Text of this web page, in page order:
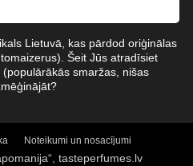
Lietuvā, kas pārdod oriģinālas
Šeit Jūs atradīsiet
smaržas, nišas
Noteikumi un nosacījumi
tasteperfumes.lv